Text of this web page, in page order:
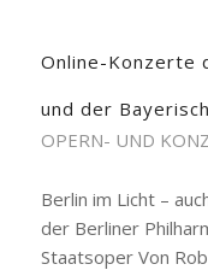
Online-Konzerte
und der
OPERN- UND
Berlin im Licht –
der Berliner
Staatsoper Von